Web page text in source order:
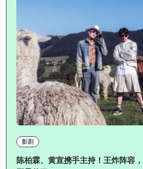
影剧
陈柏霖、黄宣携手主持！王炸阵容